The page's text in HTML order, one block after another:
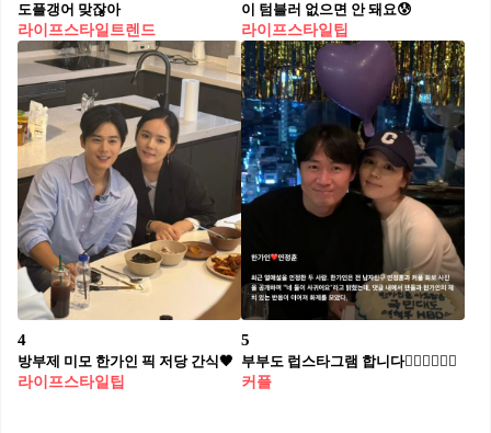
도플갱어 맞잖아
라이프스타일트렌드
이 텀블러 없으면 안 돼요😰
라이프스타일팁
4
방부제 미모 한가인 픽 저당 간식🖤
라이프스타일팁
5
부부도 럽스타그램 합니다👩🏻‍❤️‍💋‍👨🏻
커플